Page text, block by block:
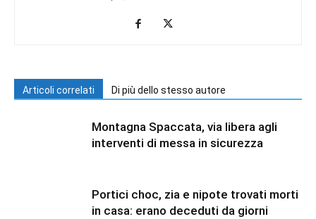
Articoli correlati Di più dello stesso autore
Montagna Spaccata, via libera agli
interventi di messa in sicurezza
Portici choc, zia e nipote trovati morti
in casa: erano deceduti da giorni